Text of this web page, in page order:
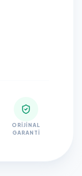
ORIJINAL
GARANTI